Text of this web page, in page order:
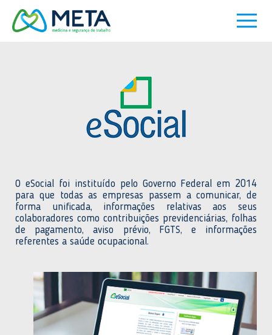
O eSocial foi instituído pelo Governo Federal em 2014
para que todas as empresas passem a comunicar, de
forma unificada, informações relativas aos seus
colaboradores como contribuições previdenciárias, folhas
de pagamento, aviso prévio, FGTS, e informações
referentes a saúde ocupacional.